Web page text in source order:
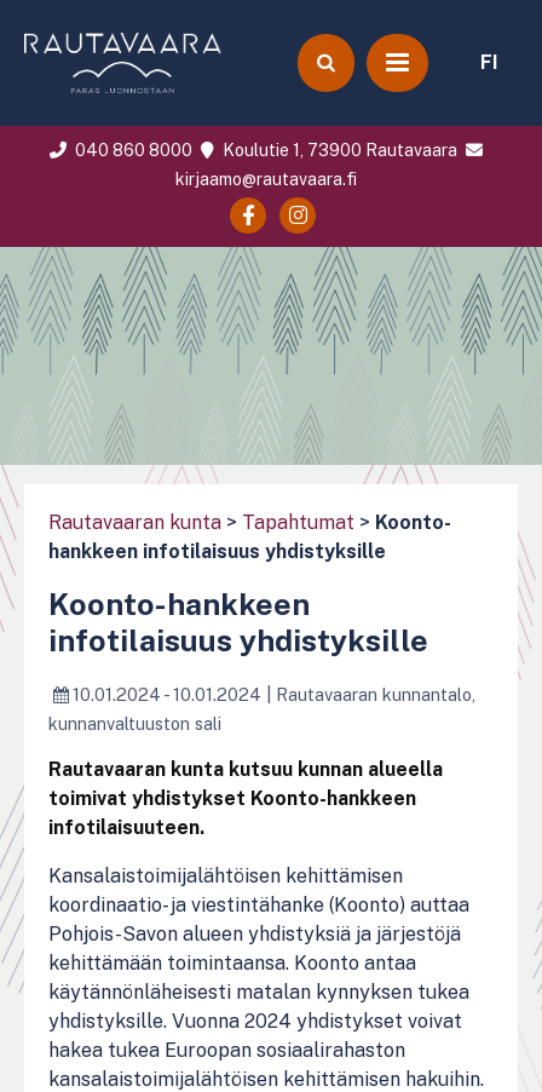
FI
040 860 8000
Koulutie 1, 73900 Rautavaara
kirjaamo@rautavaara.fi
Rautavaaran kunta > Tapahtumat > Koonto-
hankkeen infotilaisuus yhdistyksille
Koonto-hankkeen
infotilaisuus yhdistyksille
10.01.2024 - 10.01.2024
Rautavaaran kunnantalo,
kunnanvaltuuston sali
Rautavaaran kunta kutsuu kunnan alueella
toimivat yhdistykset Koonto-hankkeen
infotilaisuuteen.
Kansalaistoimijalähtöisen kehittämisen
koordinaatio- ja viestintähanke (Koonto) auttaa
Pohjois-Savon alueen yhdistyksiä ja järjestöjä
kehittämään toimintaansa. Koonto antaa
käytännönläheisesti matalan kynnyksen tukea
yhdistyksille. Vuonna 2024 yhdistykset voivat
hakea tukea Euroopan sosiaalirahaston
kansalaistoimijalähtöisen kehittämisen hakuihin.